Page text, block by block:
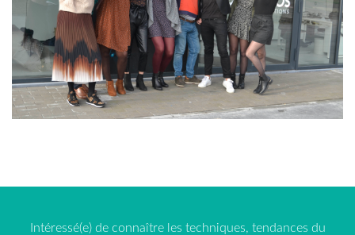
Intéressé(e) de connaître les techniques, tendances du